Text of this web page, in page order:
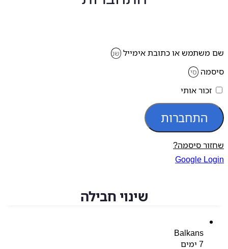
או כתובת אימייל
זכור אותי
התחברות
סיסמה?
Google
שינוי חבילה
Balkans